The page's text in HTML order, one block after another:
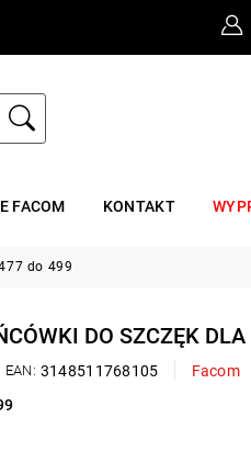
FACOM KONTAKT
do 499
DO SZCZĘK
EAN: 3148511768105
Facom